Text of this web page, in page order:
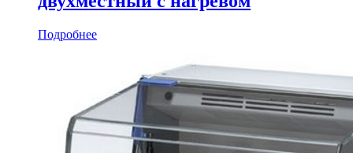
Подробнее